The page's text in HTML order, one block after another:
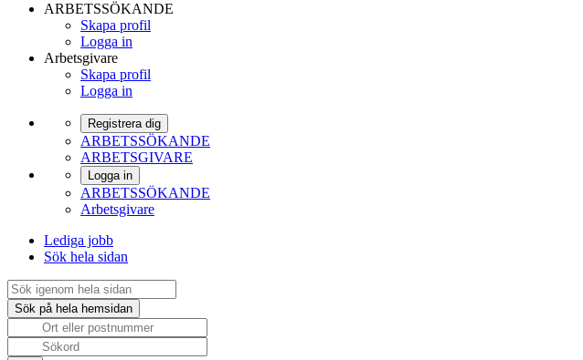
ARBETSSÖKANDE
Skapa profil
Logga in
Arbetsgivare
Skapa profil
Logga in
Registrera dig
ARBETSSÖKANDE
ARBETSGIVARE
Logga in
ARBETSSÖKANDE
Arbetsgivare
Lediga jobb
Sök hela sidan